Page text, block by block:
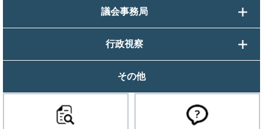
議会事務局
行政視察
その他